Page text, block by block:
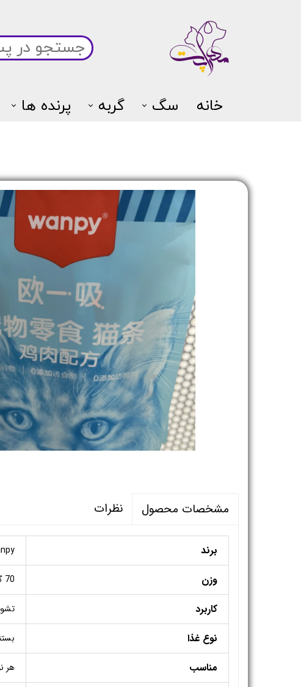
خانه سگ گربه پرنده ها
مشخصات محصول نظرات
برند
وزن 70 گرم
کاربرد
نوع غذا
مناسب هر